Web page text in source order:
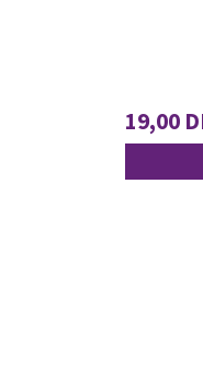
19,00